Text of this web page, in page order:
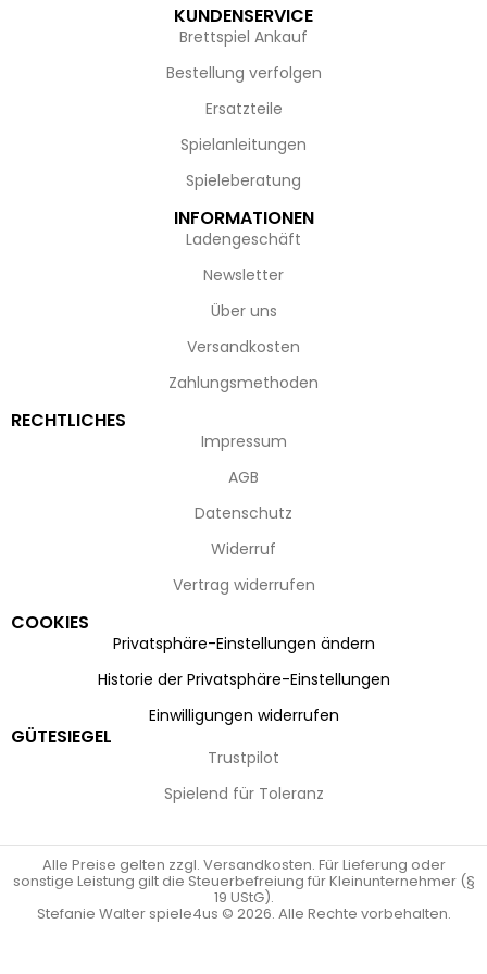
KUNDENSERVICE
Brettspiel Ankauf
Bestellung verfolgen
Ersatzteile
Spielanleitungen
Spieleberatung
INFORMATIONEN
Ladengeschäft
Newsletter
Über uns
Versandkosten
Zahlungsmethoden
RECHTLICHES
Impressum
AGB
Datenschutz
Widerruf
Vertrag widerrufen
COOKIES
Privatsphäre-Einstellungen ändern
Historie der Privatsphäre-Einstellungen
Einwilligungen widerrufen
GÜTESIEGEL
Trustpilot
Spielend für Toleranz
Alle Preise gelten zzgl. Versandkosten. Für Lieferung oder
sonstige Leistung gilt die Steuerbefreiung für Kleinunternehmer (§
19 UStG).
Stefanie Walter spiele4us © 2026. Alle Rechte vorbehalten.